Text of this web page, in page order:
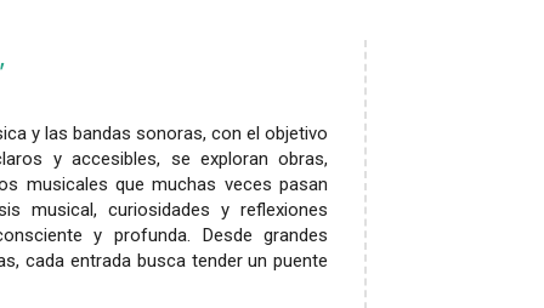
y las bandas sonoras, con el objetivo
y accesibles, se exploran obras,
musicales que muchas veces pasan
musical, curiosidades y reflexiones
y profunda. Desde grandes
cada entrada busca tender un puente